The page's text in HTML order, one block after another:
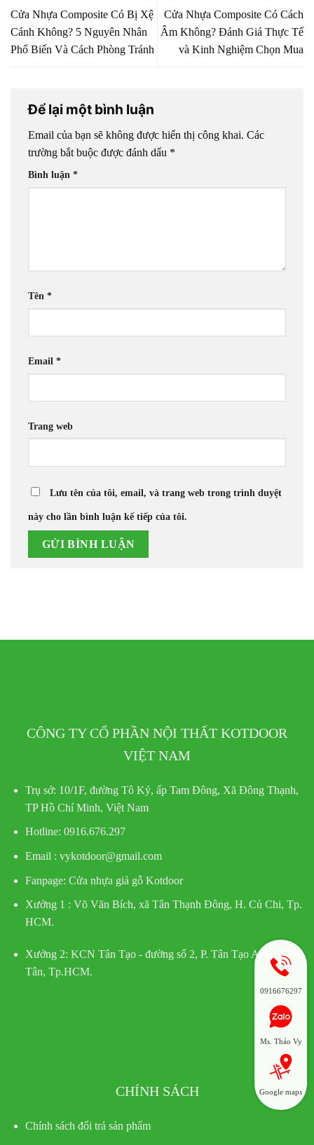
Cửa Nhựa Composite Có Bị Xệ
Cánh Không? 5 Nguyên Nhân
Phổ Biến Và Cách Phòng Tránh
Cửa Nhựa Composite Có Cách
Âm Không? Đánh Giá Thực Tế
và Kinh Nghiệm Chọn Mua
Để lại một bình luận
Email của bạn sẽ không được hiển thị công khai. Các
trường bắt buộc được đánh dấu *
Bình luận *
Tên *
Email *
Trang web
Lưu tên của tôi, email, và trang web trong trình duyệt
này cho lần bình luận kế tiếp của tôi.
CÔNG TY CỔ PHẦN NỘI THẤT KOTDOOR
VIỆT NAM
Trụ sở: 10/1F, đường Tô Ký, ấp Tam Đông, Xã Đông Thạnh,
TP Hồ Chí Minh, Việt Nam
Hotline: 0916.676.297
Email : vykotdoor@gmail.com
Fanpage: Cửa nhựa giả gỗ Kotdoor
Xưởng 1 : Võ Văn Bích, xã Tân Thạnh Đông, H. Củ Chi, Tp.
HCM.
Xưởng 2: KCN Tân Tạo - đường số 2, P. Tân Tạo A, Q. Bình
Tân, Tp.HCM.
CHÍNH SÁCH
Chính sách đổi trả sản phẩm
0916676297
Ms. Thảo Vy
Google maps